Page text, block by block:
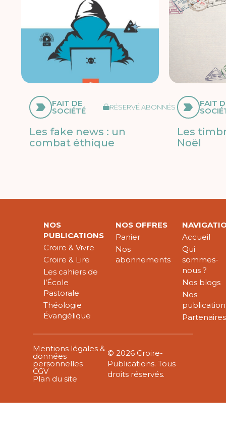
FAIT DE
SOCIÉTÉ RÉSERVÉ ABONNÉS
Les fake news : un
combat éthique
FAIT
Les
Noël
NOS
PUBLICATIONS
Croire & Vivre
Croire & Lire
Les cahiers de
l’École
Pastorale
Théologie
Évangélique
NOS OFFRES
Panier
Nos
abonnements
Accueil
Qui
sommes-
nous ?
Nos blogs
Nos
Partenaires
Mentions légales &
données
personnelles
CGV
Plan du site
© 2026 Croire-
Publications. Tous
droits réservés.